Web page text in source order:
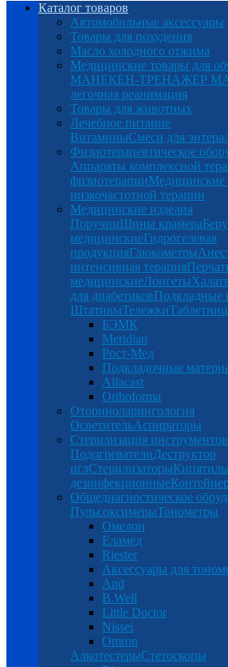
Каталог товаров
Автомобильные аксессуары
Товары для похудения
Масло холодного отжима
Медицинские товары для
МАНЕКЕН-ТРЕНАЖЕР
легочная реанимация
Товары для животных
Лечебное питание
ВитаминыСмеси для
Физиотерапевтическое
Аппараты комплексной
физиотерапииМедицинские
низкочастотной терапии
Медицинские изделия
ПоручниШины крамера
медицинскиеГидрогелевая
продукцияГлюкометры
интенсивная терапия
медицинскиеЛонгеты
для диабетиковПодкладные
ШтативыТележки
БЭМК
Meridian
Рост-Мед
Подкладочные
Alfacast
Orthoforma
Оториноларингология
ОсветительАспираторы
Стерилизация инструментов
ПодогревателиДеструктор
иглСтерилизаторы
дезинфекционные
Общедиагностическое
ПульсоксимерыТонометры
Омелон
Еламед
Riester
Аксессуары для
And
B.Well
Little Doctor
Nissei
Omron
АлкотестерыСтетоскопы